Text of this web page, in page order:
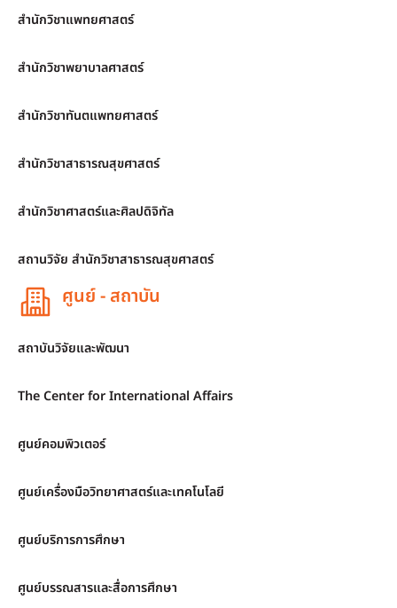
สำนักวิชาแพทยศาสตร์
สำนักวิชาพยาบาลศาสตร์
สำนักวิชาทันตแพทยศาสตร์
สำนักวิชาสาธารณสุขศาสตร์
สำนักวิชาศาสตร์และศิลปดิจิทัล
สถานวิจัย สำนักวิชาสาธารณสุขศาสตร์
ศูนย์ - สถาบัน
สถาบันวิจัยและพัฒนา
The Center for International Affairs
ศูนย์คอมพิวเตอร์
ศูนย์เครื่องมือวิทยาศาสตร์และเทคโนโลยี
ศูนย์บริการการศึกษา
ศูนย์บรรณสารและสื่อการศึกษา